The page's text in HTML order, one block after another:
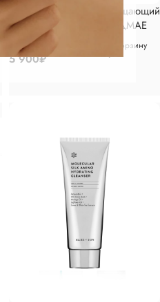
Marini SkinSolutions Очищающий
гель с витамином CИ и ДМАЕ
178мл
5 900₽
В корзину